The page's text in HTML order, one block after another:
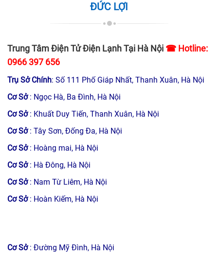
ĐỨC LỢI
Trung Tâm Điện Tử Điện Lạnh Tại Hà Nội ☎ Hotline:
0966 397 656
Trụ Sở Chính: Số 111 Phố Giáp Nhất, Thanh Xuân, Hà Nội
Cơ Sở : Ngọc Hà, Ba Đình, Hà Nội
Cơ Sở : Khuất Duy Tiến, Thanh Xuân, Hà Nội
Cơ Sở : Tây Sơn, Đống Đa, Hà Nội
Cơ Sở: Hoàng mai, Hà Nội
Cơ Sở : Hà Đông, Hà Nội
Cơ Sở : Nam Từ Liêm, Hà Nội
Cơ Sở : Hoàn Kiếm, Hà Nội
Cơ Sở : Đường Mỹ Đình, Hà Nội